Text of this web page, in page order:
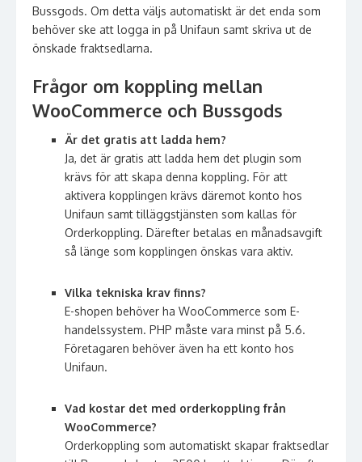
Bussgods. Om detta väljs automatiskt är det enda som
behöver ske att logga in på Unifaun samt skriva ut de
önskade fraktsedlarna.
Frågor om koppling mellan
WooCommerce och Bussgods
Är det gratis att ladda hem?
Ja, det är gratis att ladda hem det plugin som
krävs för att skapa denna koppling. För att
aktivera kopplingen krävs däremot konto hos
Unifaun samt tilläggstjänsten som kallas för
Orderkoppling. Därefter betalas en månadsavgift
så länge som kopplingen önskas vara aktiv.
Vilka tekniska krav finns?
E-shopen behöver ha WooCommerce som E-
handelssystem. PHP måste vara minst på 5.6.
Företagaren behöver även ha ett konto hos
Unifaun.
Vad kostar det med orderkoppling från
WooCommerce?
Orderkoppling som automatiskt skapar fraktsedlar